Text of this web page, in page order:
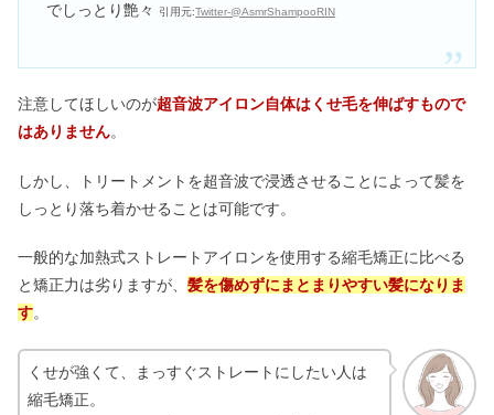
でしっとり艶々
引用元:Twitter-@AsmrShampooRIN
注意してほしいのが超音波アイロン自体はくせ毛を伸ばすもので
はありません。
しかし、トリートメントを超音波で浸透させることによって髪を
しっとり落ち着かせることは可能です。
一般的な加熱式ストレートアイロンを使用する縮毛矯正に比べる
と矯正力は劣りますが、 髪を傷めずにまとまりやすい髪になりま
す。
くせが強くて、まっすぐストレートにしたい人は
縮毛矯正。